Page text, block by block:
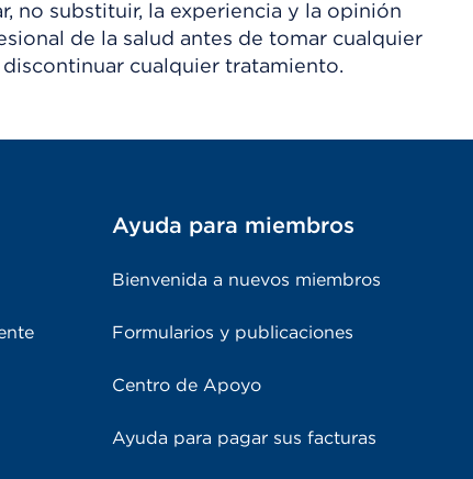
no substituir, la experiencia y la opinión
de la salud antes de tomar cualquier
cualquier tratamiento.
Ayuda para miembros
Bienvenida a nuevos miembros
Formularios y publicaciones
Centro de Apoyo
Ayuda para pagar sus facturas